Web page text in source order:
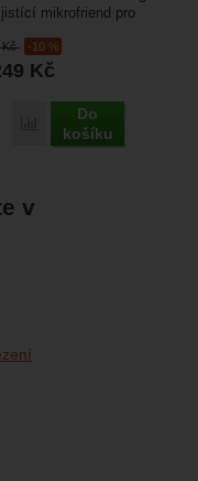
Kč -10 %
Kč
Porovnat
Do
košíku
mikrofriend pro
v